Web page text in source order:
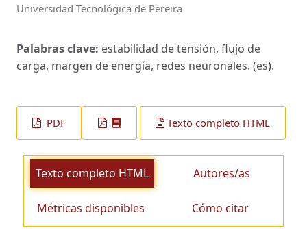
Universidad Tecnológica de Pereira
Palabras clave: estabilidad de tensión, flujo de
carga, margen de energía, redes neuronales. (es).
PDF Texto completo HTML
Texto completo HTML Autores/as
Métricas disponibles Cómo citar